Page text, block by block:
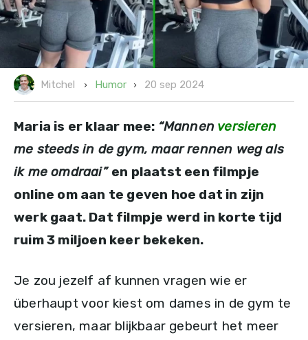
Mitchel Humor 20 sep 2024
Maria is er klaar mee: “Mannen versieren
me steeds in de gym, maar rennen weg als
ik me omdraai” en plaatst een filmpje
online om aan te geven hoe dat in zijn
werk gaat. Dat filmpje werd in korte tijd
ruim 3 miljoen keer bekeken.
Je zou jezelf af kunnen vragen wie er
überhaupt voor kiest om dames in de gym te
versieren, maar blijkbaar gebeurt het meer